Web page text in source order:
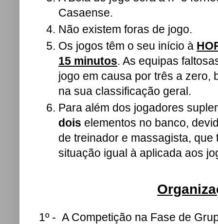
Casaense.
Não existem foras de jogo.
Os jogos têm o seu início à
15 minutos. As equipas
jogo em causa por três a zero,
na sua classificação geral.
Para além dos jogadores
dois elementos no banco,
de treinador e massagista,
situação igual à aplicada aos
1º - A Competição na Fase de